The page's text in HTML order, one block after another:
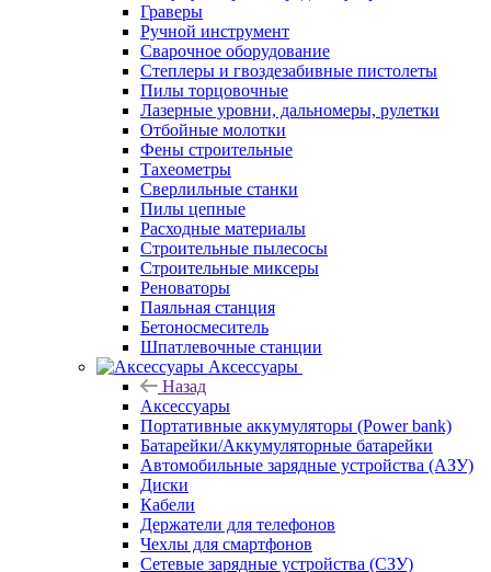
Граверы
Ручной инструмент
Сварочное оборудование
Степлеры и гвоздезабивные пистолеты
Пилы торцовочные
Лазерные уровни, дальномеры, рулетки
Отбойные молотки
Фены строительные
Тахеометры
Сверлильные станки
Пилы цепные
Расходные материалы
Строительные пылесосы
Строительные миксеры
Реноваторы
Паяльная станция
Бетоносмеситель
Шпатлевочные станции
Аксессуары
Назад
Аксессуары
Портативные аккумуляторы (Power bank)
Батарейки/Аккумуляторные батарейки
Автомобильные зарядные устройства (АЗУ)
Диски
Кабели
Держатели для телефонов
Чехлы для смартфонов
Сетевые зарядные устройства (СЗУ)